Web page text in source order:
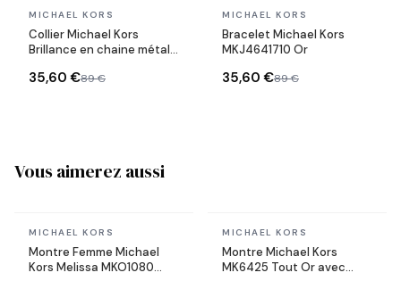
En stock
MICHAEL KORS
Collier Michael Kors
Brillance en chaine métal
35,60 €89 €
En stock
MICHAEL KORS
Bracelet Michael Kors
MKJ4641710 Or
35,60 €89 €
Vous aimerez aussi
En stock
MICHAEL KORS
Montre Femme Michael
Kors Melissa MKO1080
En stock
MICHAEL KORS
Montre Michael Kors
MK6425 Tout Or avec